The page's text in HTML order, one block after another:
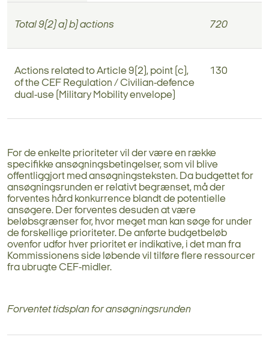
Total 9(2) a) b) actions 720
Actions related to Article 9(2), point (c),
of the CEF Regulation / Civilian-defence
dual-use ( Military Mobility envelope)
130
For de enkelte prioriteter vil der være en række
specifikke ansøgningsbetingelser, som vil blive
offentliggjort med ansøgningsteksten. Da budgettet for
ansøgningsrunden er relativt begrænset, må der
forventes hård konkurrence blandt de potentielle
ansøgere. Der forventes desuden at være
beløbsgrænser for, hvor meget man kan søge for under
de forskellige prioriteter. De anførte budgetbeløb
ovenfor udfor hver prioritet er indikative, i det man fra
Kommissionens side løbende vil tilføre flere ressourcer
fra ubrugte CEF-midler.
Forventet tidsplan for ansøgningsrunden